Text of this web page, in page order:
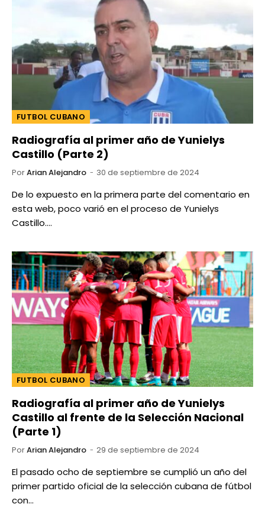
FUTBOL CUBANO
Radiografía al primer año de Yunielys
Castillo (Parte 2)
PorArian Alejandro 30 de septiembre de 2024
De lo expuesto en la primera parte del comentario en
esta web, poco varió en el proceso de Yunielys
Castillo.…
FUTBOL CUBANO
Radiografía al primer año de Yunielys
Castillo al frente de la Selección Nacional
(Parte 1)
PorArian Alejandro 29 de septiembre de 2024
El pasado ocho de septiembre se cumplió un año del
primer partido oficial de la selección cubana de fútbol
con…